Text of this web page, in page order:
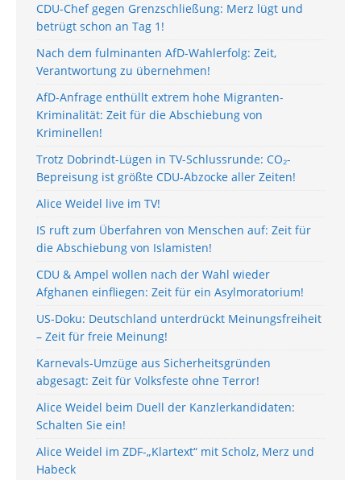
CDU-Chef gegen Grenzschließung: Merz lügt und
betrügt schon an Tag 1!
Nach dem fulminanten AfD-Wahlerfolg: Zeit,
Verantwortung zu übernehmen!
AfD-Anfrage enthüllt extrem hohe Migranten-
Kriminalität: Zeit für die Abschiebung von
Kriminellen!
Trotz Dobrindt-Lügen in TV-Schlussrunde: CO₂-
Bepreisung ist größte CDU-Abzocke aller Zeiten!
Alice Weidel live im TV!
IS ruft zum Überfahren von Menschen auf: Zeit für
die Abschiebung von Islamisten!
CDU & Ampel wollen nach der Wahl wieder
Afghanen einfliegen: Zeit für ein Asylmoratorium!
US-Doku: Deutschland unterdrückt Meinungsfreiheit
– Zeit für freie Meinung!
Karnevals-Umzüge aus Sicherheitsgründen
abgesagt: Zeit für Volksfeste ohne Terror!
Alice Weidel beim Duell der Kanzlerkandidaten:
Schalten Sie ein!
Alice Weidel im ZDF-„Klartext“ mit Scholz, Merz und
Habeck